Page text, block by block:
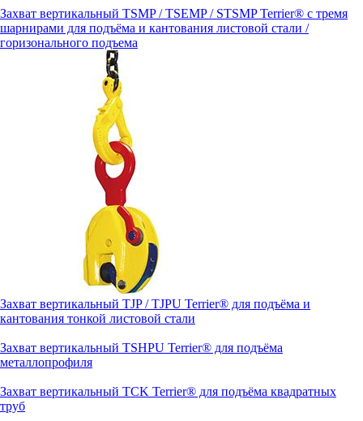
Захват вертикальный TSMP / TSEMP / STSMP Terrier® с тремя
шарнирами для подъёма и кантования листовой стали /
горизонального подъема
Захват вертикальный TJP / TJPU Terrier® для подъёма и
кантования тонкой листовой стали
Захват вертикальный TSHPU Terrier® для подъёма
металлопрофиля
Захват вертикальный TCK Terrier® для подъёма квадратных
труб